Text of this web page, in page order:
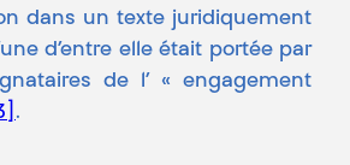
dans un texte juridiquement
d’entre elle était portée par
de l’ « engagement
.